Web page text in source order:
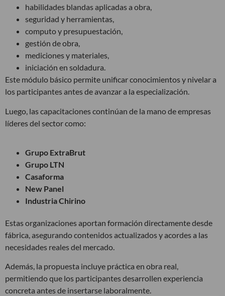
habilidades blandas aplicadas a obra,
seguridad y herramientas,
computo y presupuestación,
gestión de obra,
mediciones y materiales,
iniciación en soldadura.
Este módulo básico permite unificar conocimientos y nivelar a
los participantes antes de avanzar a la especialización.
Luego, las capacitaciones continúan de la mano de empresas
líderes del sector como:
Grupo ExtraBrut
Grupo LTN
Casaforma
New Panel
Industria Chirino
Estas organizaciones aportan formación directamente desde
fábrica, asegurando contenidos actualizados y acordes a las
necesidades reales del mercado.
Además, la propuesta incluye práctica en obra real,
permitiendo que los participantes desarrollen experiencia
concreta antes de insertarse laboralmente.